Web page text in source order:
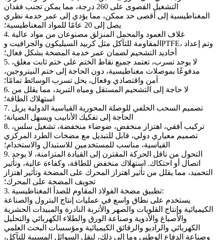
التشغيل القصوى على 260 درجة، مما يمكن تجنب فقدان
المغناطيسية إلى أقصى حد ممكن، مما يؤدي إلى عمر خدمة نظري
يصل إلى 20 عامًا للمواد المغناطيسية؛
4. غلاف العمود والمحمل المنزلق مصنوعان من مواد عالية
المقاومة للتآكل مثل كربيد السيليكون والجرافيت وPTFE، وتم إعداد
أخاديد التشحيم لضمان عمر خدمة المضخة بشكل فعال؛
5. لا يوجد تسرب، تعتمد جميع نقاط الختم على ختم ثابت مغلق،
مدفوعًا بموصلات مغناطيسية، دون الحاجة إلى ختم النيتروجين،
آمن واقتصادي وفعال، يحل تسرب الوسائط تمامًا؛
6. لا حاجة إلى التشحيم المستقل ومياه التبريد، مما يقلل من
استهلاك الطاقة؛
7. تصميم السحب الخلفي للوصلة المحورية القياسية الدولية يزيل
الحاجة إلى تفكيك الأنابيب ويسهل الصيانة؛
8. تركيب أفقي، اهتزاز منخفض، ضوضاء منخفضة، تشغيل سلس،
تصميم معياري دولي، قابل للتبديل مع مضخات الطرد المركزي
القياسية، مناسب للمستخدمين للاستبدال والاستخدام؛
9. التحول من ناقل الحركة المقترن إلى القيادة المتزامنة، لا يوجد
اتصال أو احتكاك. استهلاك منخفض للطاقة، وكفاءة عالية، وتأثير
التخميد، مما يقلل من تأثير اهتزاز المحرك على المضخة وتأثير اهتزاز
تجويف المضخة على المحرك؛
3. تطبيق مضخة الفولاذ المقاوم للصدأ المغناطيسية:
يستخدم على نطاق واسع في عمليات إنتاج البترول والصناعة
الكيميائية وإنتاج القلويات والصهر والأتربة النادرة والمبيدات الحشرية
والأصباغ والأدوية وصناعة الورق والطلاء الكهربائي والتحليل
الكهربائي والراديو والرقائق الكيميائية ومؤسسات البحث العلمي
وصناعة الدفاع الوطني وما إلى ذلك، لنقل السوائل المسببة للتآكل،